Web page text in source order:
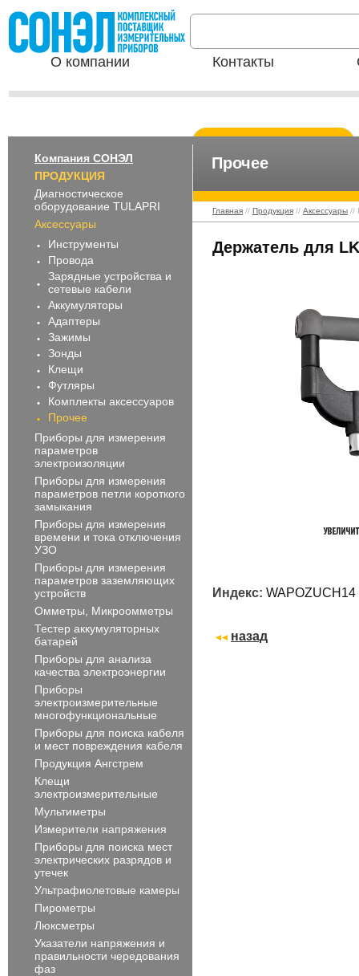
О компании Контакты
Компания СОНЭЛ
ПРОДУКЦИЯ
Диагностическое
оборудование TULAPRI
Аксессуары
Инструменты
Провода
Зарядные устройства и
сетевые кабели
Аккумуляторы
Адаптеры
Зажимы
Зонды
Клещи
Футляры
Комплекты аксессуаров
Прочее
Приборы для измерения
параметров
электроизоляции
Приборы для измерения
параметров петли короткого
замыкания
Приборы для измерения
времени и тока отключения
УЗО
Приборы для измерения
параметров заземляющих
устройств
Омметры, Микроомметры
Тестер аккумуляторных
батарей
Приборы для анализа
качества электроэнергии
Приборы
электроизмерительные
многофункциональные
Приборы для поиска кабеля
и мест повреждения кабеля
Продукция Ангстрем
Клещи
электроизмерительные
Мультиметры
Измерители напряжения
Приборы для поиска мест
электрических разрядов и
утечек
Ультрафиолетовые камеры
Пирометры
Люксметры
Указатели напряжения и
правильности чередования
фаз
Прочее
Главная // Продукция // Аксессуары //
Держатель для
Индекс: WAPOZUCH14
назад